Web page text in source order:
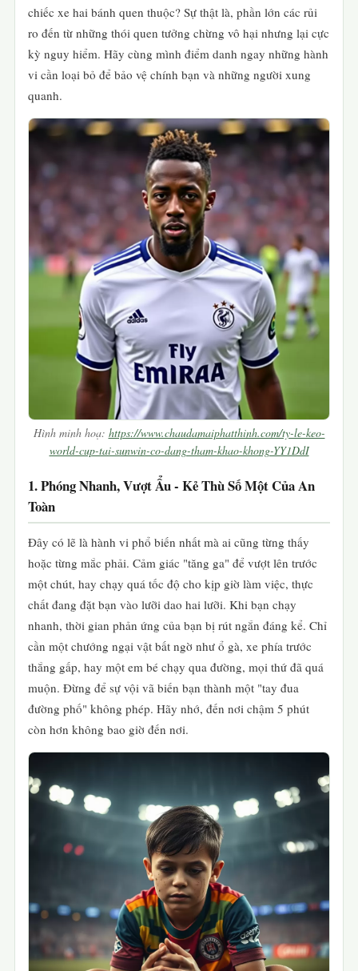
chiếc xe hai bánh quen thuộc? Sự thật là, phần lớn các rủi
ro đến từ những thói quen tưởng chừng vô hại nhưng lại cực
kỳ nguy hiểm. Hãy cùng mình điểm danh ngay những hành
vi cần loại bỏ để bảo vệ chính bạn và những người xung
quanh.
Hình minh hoạ: https://www.chaudamaiphatthinh.com/ty-le-keo-
world-cup-tai-sunwin-co-dang-tham-khao-khong-YY1DdI
1. Phóng Nhanh, Vượt Ẩu - Kẻ Thù Số Một Của An
Toàn
Đây có lẽ là hành vi phổ biến nhất mà ai cũng từng thấy
hoặc từng mắc phải. Cảm giác "tăng ga" để vượt lên trước
một chút, hay chạy quá tốc độ cho kịp giờ làm việc, thực
chất đang đặt bạn vào lưỡi dao hai lưỡi. Khi bạn chạy
nhanh, thời gian phản ứng của bạn bị rút ngắn đáng kể. Chỉ
cần một chướng ngại vật bất ngờ như ổ gà, xe phía trước
thắng gấp, hay một em bé chạy qua đường, mọi thứ đã quá
muộn. Đừng để sự vội vã biến bạn thành một "tay đua
đường phố" không phép. Hãy nhớ, đến nơi chậm 5 phút
còn hơn không bao giờ đến nơi.